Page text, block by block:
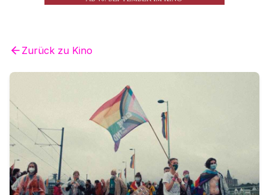
Zurück zu Kino